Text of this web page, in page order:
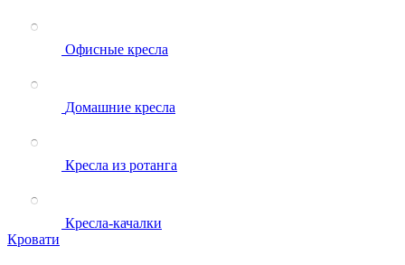
Офисные кресла
Домашние кресла
Кресла из ротанга
Кресла-качалки
Кровати